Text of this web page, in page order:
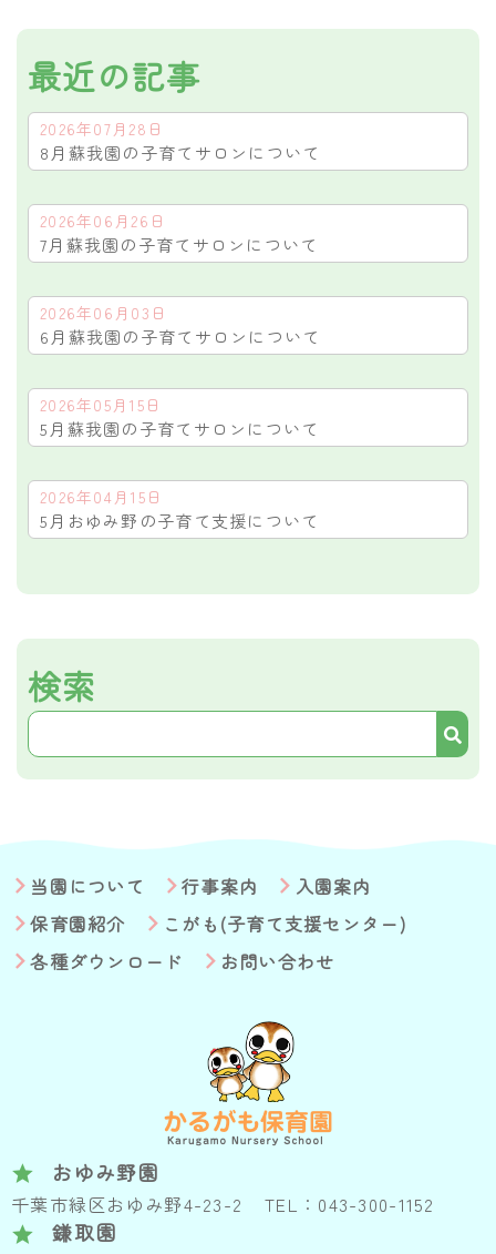
最近の記事
2026年07月28日
8月蘇我園の子育てサロンについて
2026年06月26日
7月蘇我園の子育てサロンについて
2026年06月03日
6月蘇我園の子育てサロンについて
2026年05月15日
5月蘇我園の子育てサロンについて
2026年04月15日
5月おゆみ野の子育て支援について
検索
当園について 行事案内
入園案内
保育園紹介
こがも(子育て支援センター)
各種ダウンロード
お問い合わせ
おゆみ野園
千葉市緑区おゆみ野4-23-2 TEL：043-300-1152
鎌取園